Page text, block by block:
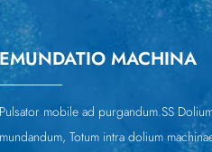
EMUNDATIO MACHINA
Pulsator mobile ad purgandum.SS
mundandum, Totum intra dolium